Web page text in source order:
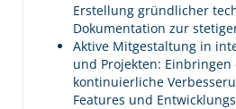
Erstellung gründlicher
Dokumentation zur
Aktive Mitgestaltung in
und Projekten:
kontinuierliche
Features und